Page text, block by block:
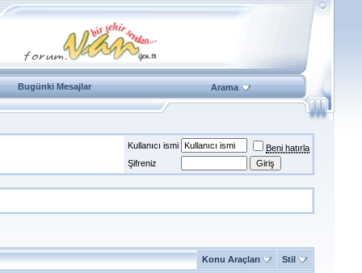
Bugünki Mesajlar Arama
Kullanıcı ismi
Beni hatırla
Şifreniz
Konu Araçları Stil